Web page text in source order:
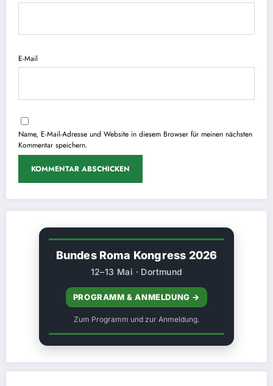
E-Mail
Name, E-Mail-Adresse und Website in diesem Browser für meinen nächsten
Kommentar speichern.
Bundes Roma Kongress 2026
12–13 Mai · Dortmund
PROGRAMM & ANMELDUNG →
Zum Programm und zur Anmeldung.